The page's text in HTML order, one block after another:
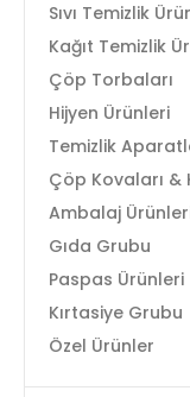
Sıvı Temizlik
Kağıt Temizlik
Çöp Torbaları
Hijyen Ürünleri
Temizlik
Çöp Kovaları
Ambalaj
Gıda Grubu
Paspas Ürünleri
Kırtasiye Grubu
Özel Ürünler